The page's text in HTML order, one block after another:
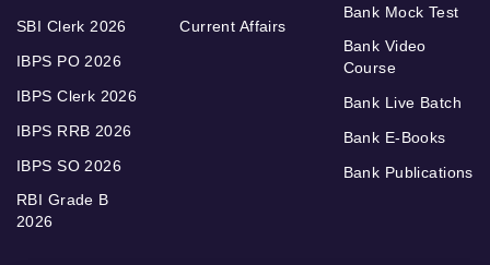
SBI Clerk 2026
IBPS PO 2026
IBPS Clerk 2026
IBPS RRB 2026
IBPS SO 2026
RBI Grade B
2026
Current Affairs
Bank Mock Test
Bank Video
Course
Bank Live Batch
Bank E-Books
Bank Publications